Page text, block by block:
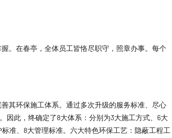
。在春亭，全体员工皆恪尽职守，照章办事。每个
其环保施工体系。通过多次升级的服务标准、尽心
因此，终确定了8大体系：分别为3大施工方式、6大
准、8大管理标准。六大特色环保工艺：隐蔽工程工